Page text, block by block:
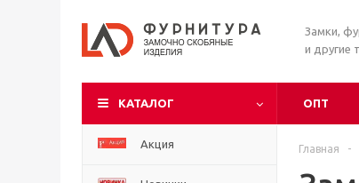
Замки,
и другие
КАТАЛОГ ОПТ
Акция Главная -